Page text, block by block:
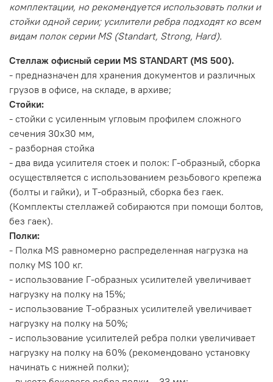
комплектации, но рекомендуется использовать полки и
стойки одной серии; усилители ребра подходят ко всем
видам полок серии MS (Standart, Strong, Hard).
Стеллаж офисный серии MS STANDART (MS 500).
- предназначен для хранения документов и различных
грузов в офисе, на складе, в архиве;
Стойки:
- стойки с усиленным угловым профилем сложного
сечения 30х30 мм,
- разборная стойка
- два вида усилителя стоек и полок: Г-образный, сборка
осуществляется с использованием резьбового крепежа
(болты и гайки), и Т-образный, сборка без гаек.
(Комплекты стеллажей собираются при помощи болтов,
без гаек).
Полки:
- Полка MS равномерно распределенная нагрузка на
полку MS 100 кг.
- использование Г-образных усилителей увеличивает
нагрузку на полку на 15%;
- использование Т-образных усилителей увеличивает
нагрузку на полку на 50%;
- использование усилителей ребра полки увеличивает
нагрузку на полку на 60% (рекомендовано установку
начинать с нижней полки);